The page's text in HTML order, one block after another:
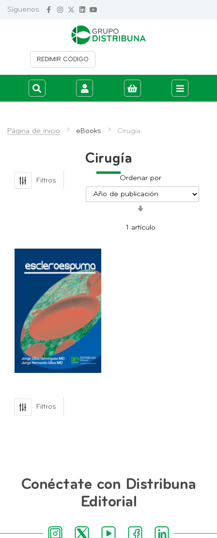
Síguenos
REDIMIR CÓDIGO
Página de inicio eBooks Cirugía
Cirugía
Filtros Ordenar por
Ascendente
1 artículo
Filtros
Conéctate con Distribuna
Editorial